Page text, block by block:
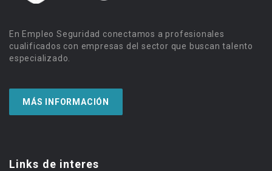
En Empleo Seguridad conectamos a profesionales
cualificados con empresas del sector que buscan talento
especializado.
MÁS INFORMACIÓN
Links de interes